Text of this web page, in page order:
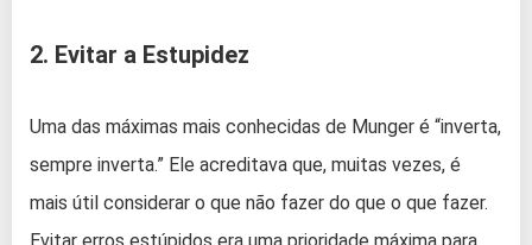
2. Evitar a Estupidez
Uma das máximas mais conhecidas de Munger é “inverta,
sempre inverta.” Ele acreditava que, muitas vezes, é
mais útil considerar o que não fazer do que o que fazer.
Evitar erros estúpidos era uma prioridade máxima para